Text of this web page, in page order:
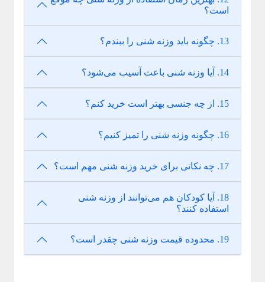
است؟
13. چگونه باید وزنه شنی را ببندم؟
14. آیا وزنه شنی باعث آسیب می‌شود؟
15. از چه جنسی بهتر است خرید کنم؟
16. چگونه وزنه شنی را تمیز کنیم؟
17. چه نکاتی برای خرید وزنه شنی مهم است؟
18. آیا کودکان هم می‌توانند از وزنه شنی
استفاده کنند؟
19. محدوده قیمت وزنه شنی چقدر است؟